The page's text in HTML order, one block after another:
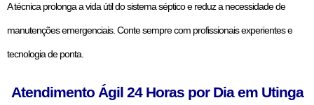
A técnica prolonga a vida útil do sistema séptico e reduz a necessidade de
manutenções emergenciais. Conte sempre com profissionais experientes e
tecnologia de ponta.
Atendimento Ágil 24 Horas por Dia em Utinga